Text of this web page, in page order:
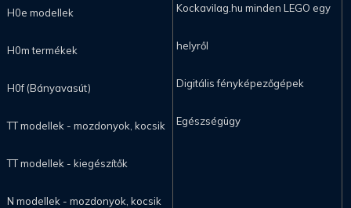
H0e modellek
H0m termékek
H0f (Bányavasút)
TT modellek - mozdonyok, kocsik
TT modellek - kiegészítők
N modellek - mozdonyok, kocsik
Kockavilag.hu minden LEGO egy
helyről
Digitális fényképezőgépek
Egészségügy